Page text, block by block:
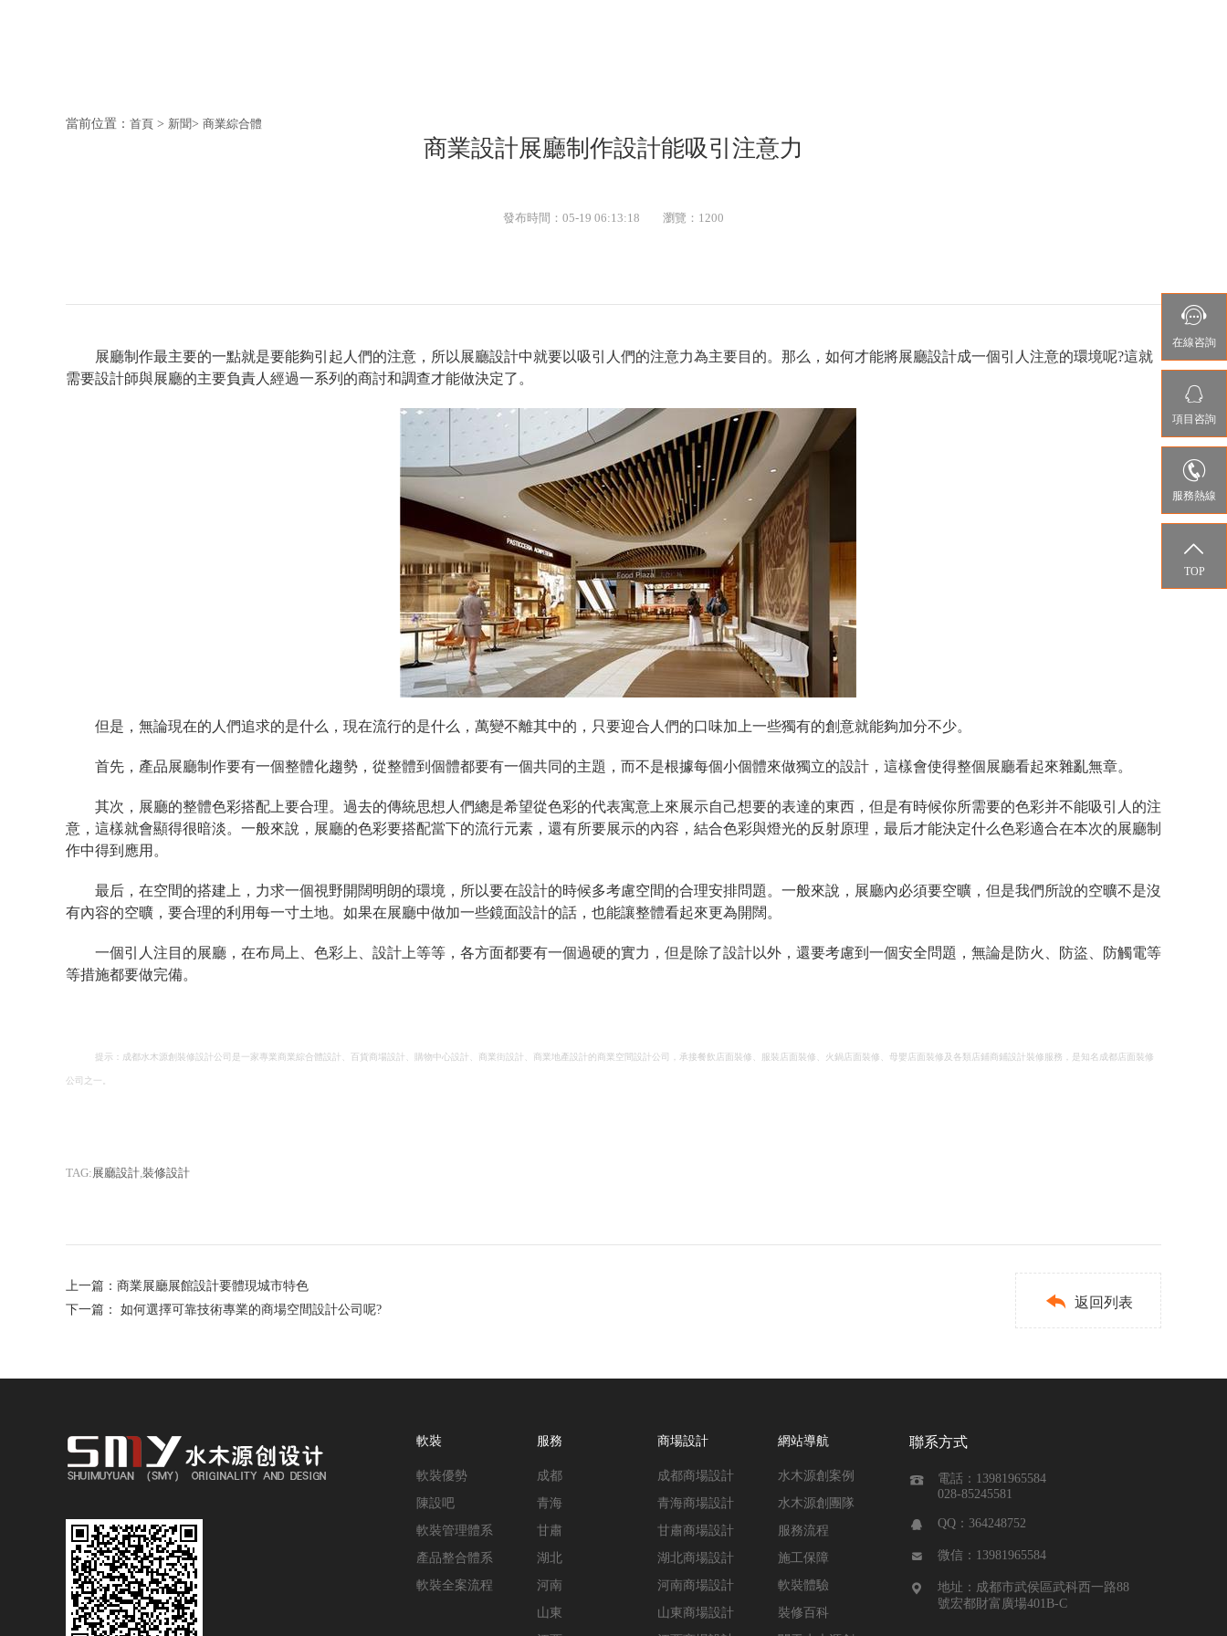
當前位置： 首頁 > 新聞> 商業綜合體
商業設計展廳制作設計能吸引注意力
發布時間：05-19 06:13:18 瀏覽：1200
展廳制作最主要的一點就是要能夠引起人們的注意，所以展廳設計中就要以吸引人們的注意力為主要目的。那么，如何才能將展廳設計成一個引人注意的環境呢?這就
需要設計師與展廳的主要負責人經過一系列的商討和調查才能做決定了。
但是，無論現在的人們追求的是什么，現在流行的是什么，萬變不離其中的，只要迎合人們的口味加上一些獨有的創意就能夠加分不少。
首先，產品展廳制作要有一個整體化趨勢，從整體到個體都要有一個共同的主題，而不是根據每個小個體來做獨立的設計，這樣會使得整個展廳看起來雜亂無章。
其次，展廳的整體色彩搭配上要合理。過去的傳統思想人們總是希望從色彩的代表寓意上來展示自己想要的表達的東西，但是有時候你所需要的色彩并不能吸引人的注
意，這樣就會顯得很暗淡。一般來說，展廳的色彩要搭配當下的流行元素，還有所要展示的內容，結合色彩與燈光的反射原理，最后才能決定什么色彩適合在本次的展廳制
作中得到應用。
最后，在空間的搭建上，力求一個視野開闊明朗的環境，所以要在設計的時候多考慮空間的合理安排問題。一般來說，展廳內必須要空曠，但是我們所說的空曠不是沒
有內容的空曠，要合理的利用每一寸土地。如果在展廳中做加一些鏡面設計的話，也能讓整體看起來更為開闊。
一個引人注目的展廳，在布局上、色彩上、設計上等等，各方面都要有一個過硬的實力，但是除了設計以外，還要考慮到一個安全問題，無論是防火、防盜、防觸電等
等措施都要做完備。
提示：成都水木源創裝修設計公司是一家專業商業綜合體設計、百貨商場設計、購物中心設計、商業街設計、商業地產設計的商業空間設計公司，承接餐飲店面裝修、服裝店面裝修、火鍋店面裝修、母嬰店面裝修及各類店鋪商鋪設計裝修服務，是知名成都店面裝修
公司之一。
TAG:展廳設計,裝修設計
上一篇： 商業展廳展館設計要體現城市特色
下一篇： 如何選擇可靠技術專業的商場空間設計公司呢?  返回列表
網站導航
水木源創案例
水木源創團隊
服務流程
施工保障
軟裝體驗
裝修百科
商場設計
成都商場設計
青海商場設計
甘肅商場設計
湖北商場設計
河南商場設計
山東商場設計
服務
成都
青海
甘肅
湖北
河南
山東
軟裝
軟裝優勢
陳設吧
軟裝管理體系
產品整合體系
軟裝全案流程
聯系方式

電話：13981965584
028-85245581
 QQ：364248752
 微信：13981965584

地址：成都市武侯區武科西一路88
號宏都財富廣場401B-C

在線咨詢

項目咨詢

服務熱線

TOP